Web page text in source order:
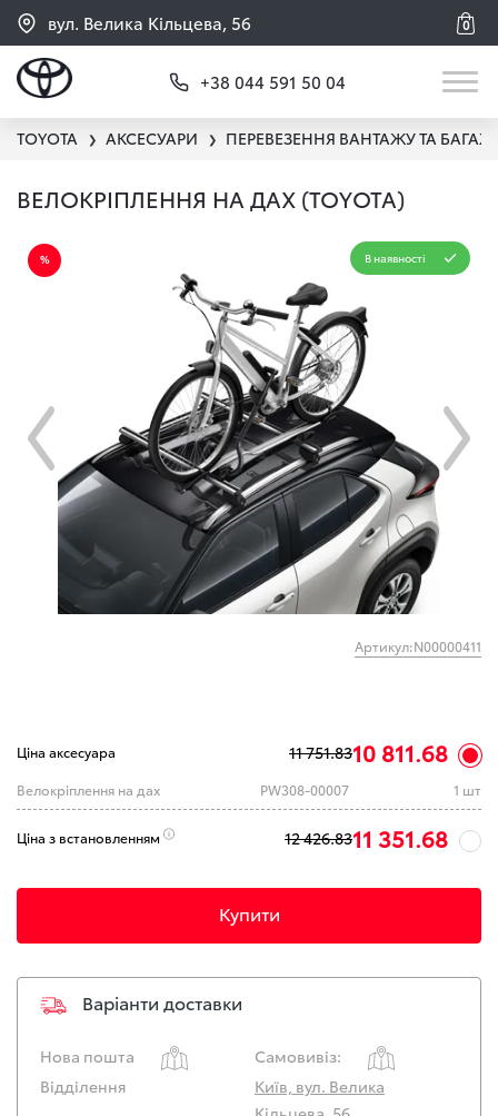
вул. Велика Кільцева, 56 0
+38 044 591 50 04
TOYOTA ❯ АКСЕСУАРИ ❯ ПЕРЕВЕЗЕННЯ ВАНТАЖУ ТА
ВЕЛОКРІПЛЕННЯ НА ДАХ (TOYOTA)
В наявності
Артикул:N00000411
Ціна аксесуара 11 751.8310 811.68
Велокріплення на дах PW308-00007 1 шт
Ціна з встановленням 12 426.8311 351.68
Купити
Варіанти доставки
Нова пошта
Самовивіз:
Відділення
Київ, вул. Велика